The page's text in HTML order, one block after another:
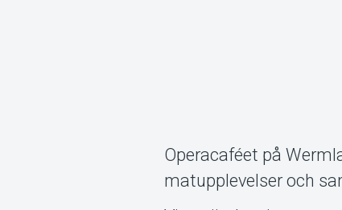
Operacaféet på
matupplevelser och